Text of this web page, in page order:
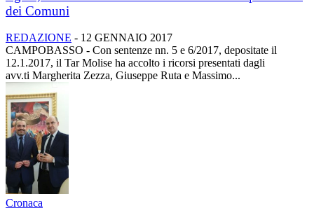
dei Comuni
REDAZIONE - 12 GENNAIO 2017
CAMPOBASSO - Con sentenze nn. 5 e 6/2017, depositate il
12.1.2017, il Tar Molise ha accolto i ricorsi presentati dagli
avv.ti Margherita Zezza, Giuseppe Ruta e Massimo...
Cronaca